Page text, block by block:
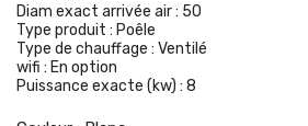
Diam exact arrivée air : 50
Type produit : Poêle
Type de chauffage : Ventilé
wifi : En option
Puissance exacte (kw) : 8